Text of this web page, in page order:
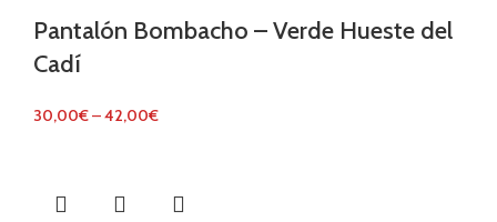
Pantalón Bombacho – Verde Hueste del
Cadí
30,00€–42,00€